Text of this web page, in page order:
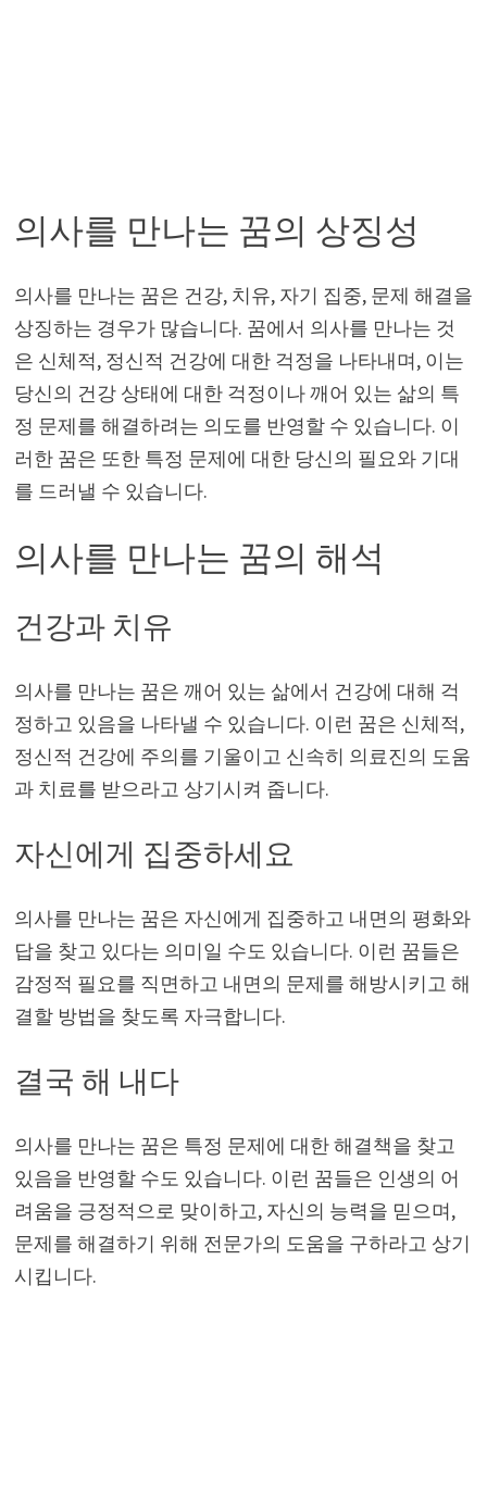
의사를 만나는 꿈의 상징성
의사를 만나는 꿈은 건강, 치유, 자기 집중, 문제 해결을
상징하는 경우가 많습니다. 꿈에서 의사를 만나는 것
은 신체적, 정신적 건강에 대한 걱정을 나타내며, 이는
당신의 건강 상태에 대한 걱정이나 깨어 있는 삶의 특
정 문제를 해결하려는 의도를 반영할 수 있습니다. 이
러한 꿈은 또한 특정 문제에 대한 당신의 필요와 기대
를 드러낼 수 있습니다.
의사를 만나는 꿈의 해석
건강과 치유
의사를 만나는 꿈은 깨어 있는 삶에서 건강에 대해 걱
정하고 있음을 나타낼 수 있습니다. 이런 꿈은 신체적,
정신적 건강에 주의를 기울이고 신속히 의료진의 도움
과 치료를 받으라고 상기시켜 줍니다.
자신에게 집중하세요
의사를 만나는 꿈은 자신에게 집중하고 내면의 평화와
답을 찾고 있다는 의미일 수도 있습니다. 이런 꿈들은
감정적 필요를 직면하고 내면의 문제를 해방시키고 해
결할 방법을 찾도록 자극합니다.
결국 해 내다
의사를 만나는 꿈은 특정 문제에 대한 해결책을 찾고
있음을 반영할 수도 있습니다. 이런 꿈들은 인생의 어
려움을 긍정적으로 맞이하고, 자신의 능력을 믿으며,
문제를 해결하기 위해 전문가의 도움을 구하라고 상기
시킵니다.